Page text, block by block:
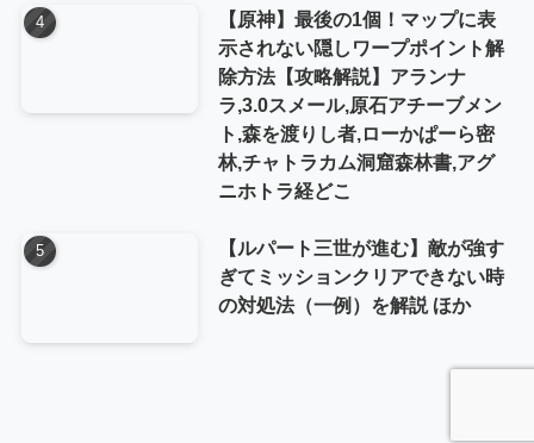
【原神】最後の1個！マップに表
示されない隠しワープポイント解
除方法【攻略解説】アランナ
ラ,3.0スメール,原石アチーブメン
ト,森を渡りし者,ローかぱーら密
林,チャトラカム洞窟森林書,アグ
ニホトラ経どこ
【ルパート三世が進む】敵が強す
ぎてミッションクリアできない時
の対処法（一例）を解説 ほか